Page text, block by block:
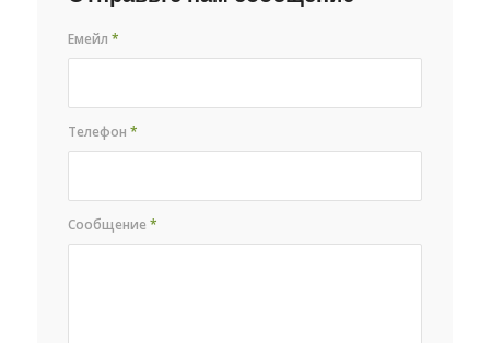
Емейл*
Телефон*
Сообщение*